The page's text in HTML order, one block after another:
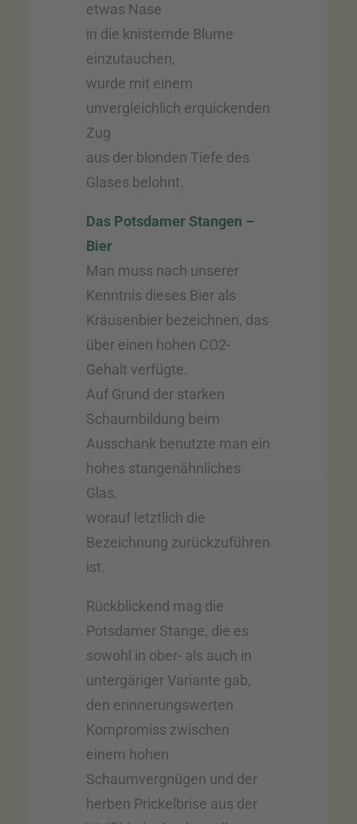
etwas Nase
in die knisternde Blume
einzutauchen,
wurde mit einem
unvergleichlich erquickenden
Zug
aus der blonden Tiefe des
Glases belohnt.
Das Potsdamer Stangen –
Bier
Man muss nach unserer
Kenntnis dieses Bier als
Kräusenbier bezeichnen, das
über einen hohen CO2-
Gehalt verfügte.
Auf Grund der starken
Schaumbildung beim
Ausschank benutzte man ein
hohes stangenähnliches
Glas,
worauf letztlich die
Bezeichnung zurückzuführen
ist.
Rückblickend mag die
Potsdamer Stange, die es
sowohl in ober- als auch in
untergäriger Variante gab,
den erinnerungswerten
Kompromiss zwischen
einem hohen
Schaumvergnügen und der
herben Prickelbrise aus der